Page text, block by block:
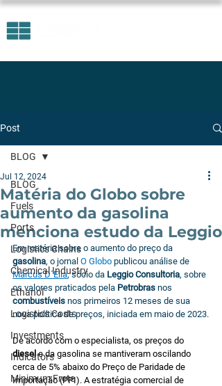
Post
BLOG
Fuels
Ports
Logistics Chains
Chemical Industry
Ethanol
Logistics Costs
Investments
Indicators
Minimum Frete
BLOG
Matéria do Globo sobre
aumento da gasolina
menciona estudo da Leggio
Jul 12, 2024
Em matéria sobre o aumento do preço da
gasolina, o jornal O Globo publicou análise de
Marcus D´Elia, sócio da Leggio Consultoria, sobre
os valores praticados pela Petrobras nos
combustíveis nos primeiros 12 meses de sua
nova política de preços, iniciada em maio de 2023.
De acordo com o especialista, os preços do
diesel e da gasolina se mantiveram oscilando
cerca de 5% abaixo do Preço de Paridade de
Importação (PPI). A estratégia comercial de